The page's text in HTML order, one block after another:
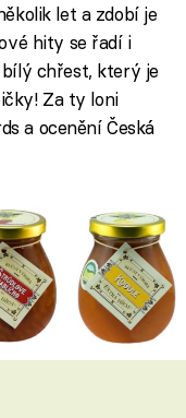
let a zdobí je
hity se řadí i
chřest, který je
Za ty loni
a ocenění Česká